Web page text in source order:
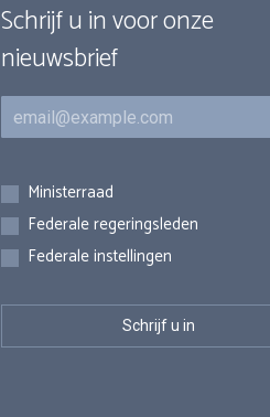
Schrijf u in voor onze
nieuwsbrief
E-mail
Inschrijvingen
Ministerraad
Federale regeringsleden
Federale instellingen